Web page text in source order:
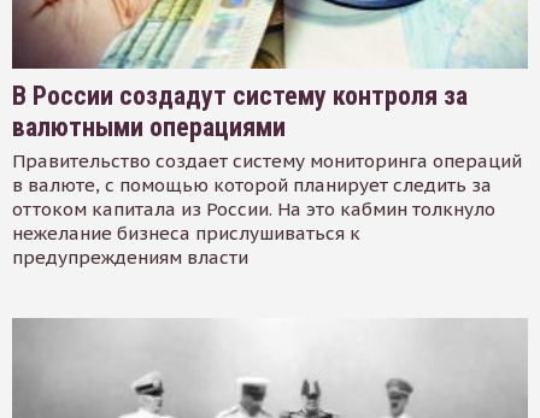
В России создадут систему контроля за
валютными операциями
Правительство создает систему мониторинга операций
в валюте, с помощью которой планирует следить за
оттоком капитала из России. На это кабмин толкнуло
нежелание бизнеса прислушиваться к
предупреждениям власти